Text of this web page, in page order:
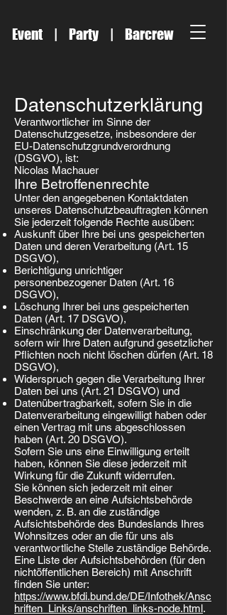
Event | Party | Barcrew
Datenschutzerklärung
Verantwortlicher im Sinne der
Datenschutzgesetze, insbesondere der
EU-Datenschutzgrundverordnung
(DSGVO), ist:
Nicolas Machauer
Ihre Betroffenenrechte
Unter den angegebenen Kontaktdaten
unseres Datenschutzbeauftragten können
Sie jederzeit folgende Rechte ausüben:
Auskunft über Ihre bei uns gespeicherten
Daten und deren Verarbeitung (Art. 15
DSGVO),
Berichtigung unrichtiger
personenbezogener Daten (Art. 16
DSGVO),
Löschung Ihrer bei uns gespeicherten
Daten (Art. 17 DSGVO),
Einschränkung der Datenverarbeitung,
sofern wir Ihre Daten aufgrund gesetzlicher
Pflichten noch nicht löschen dürfen (Art. 18
DSGVO),
Widerspruch gegen die Verarbeitung Ihrer
Daten bei uns (Art. 21 DSGVO) und
Datenübertragbarkeit, sofern Sie in die
Datenverarbeitung eingewilligt haben oder
einen Vertrag mit uns abgeschlossen
haben (Art. 20 DSGVO).
Sofern Sie uns eine Einwilligung erteilt
haben, können Sie diese jederzeit mit
Wirkung für die Zukunft widerrufen.
Sie können sich jederzeit mit einer
Beschwerde an eine Aufsichtsbehörde
wenden, z. B. an die zuständige
Aufsichtsbehörde des Bundeslands Ihres
Wohnsitzes oder an die für uns als
verantwortliche Stelle zuständige Behörde.
Eine Liste der Aufsichtsbehörden (für den
nichtöffentlichen Bereich) mit Anschrift
finden Sie unter:
https://www.bfdi.bund.de/DE/Infothek/Ansc
hriften_Links/anschriften_links-node.html.